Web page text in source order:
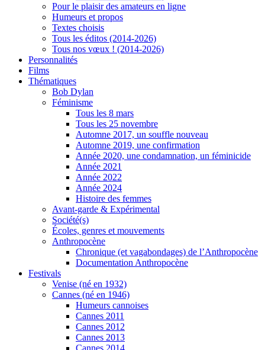
Pour le plaisir des amateurs en ligne
Humeurs et propos
Textes choisis
Tous les éditos (2014-2026)
Tous nos vœux ! (2014-2026)
Personnalités
Films
Thématiques
Bob Dylan
Féminisme
Tous les 8 mars
Tous les 25 novembre
Automne 2017, un souffle nouveau
Automne 2019, une confirmation
Année 2020, une condamnation, un féminicide
Année 2021
Année 2022
Année 2024
Histoire des femmes
Avant-garde & Expérimental
Société(s)
Écoles, genres et mouvements
Anthropocène
Chronique (et vagabondages) de l’Anthropocène
Documentation Anthropocène
Festivals
Venise (né en 1932)
Cannes (né en 1946)
Humeurs cannoises
Cannes 2011
Cannes 2012
Cannes 2013
Cannes 2014